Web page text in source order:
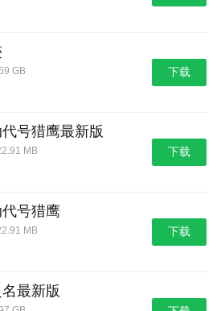
模板在安卓端元素偏移问题
体最大限制
法关闭更换字体提醒
GB 下载
号猎鹰最新版
MB 下载
号猎鹰
MB 下载
最新版